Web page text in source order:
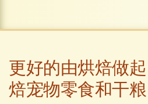
更好的由烘焙做
焙宠物零食和干粮